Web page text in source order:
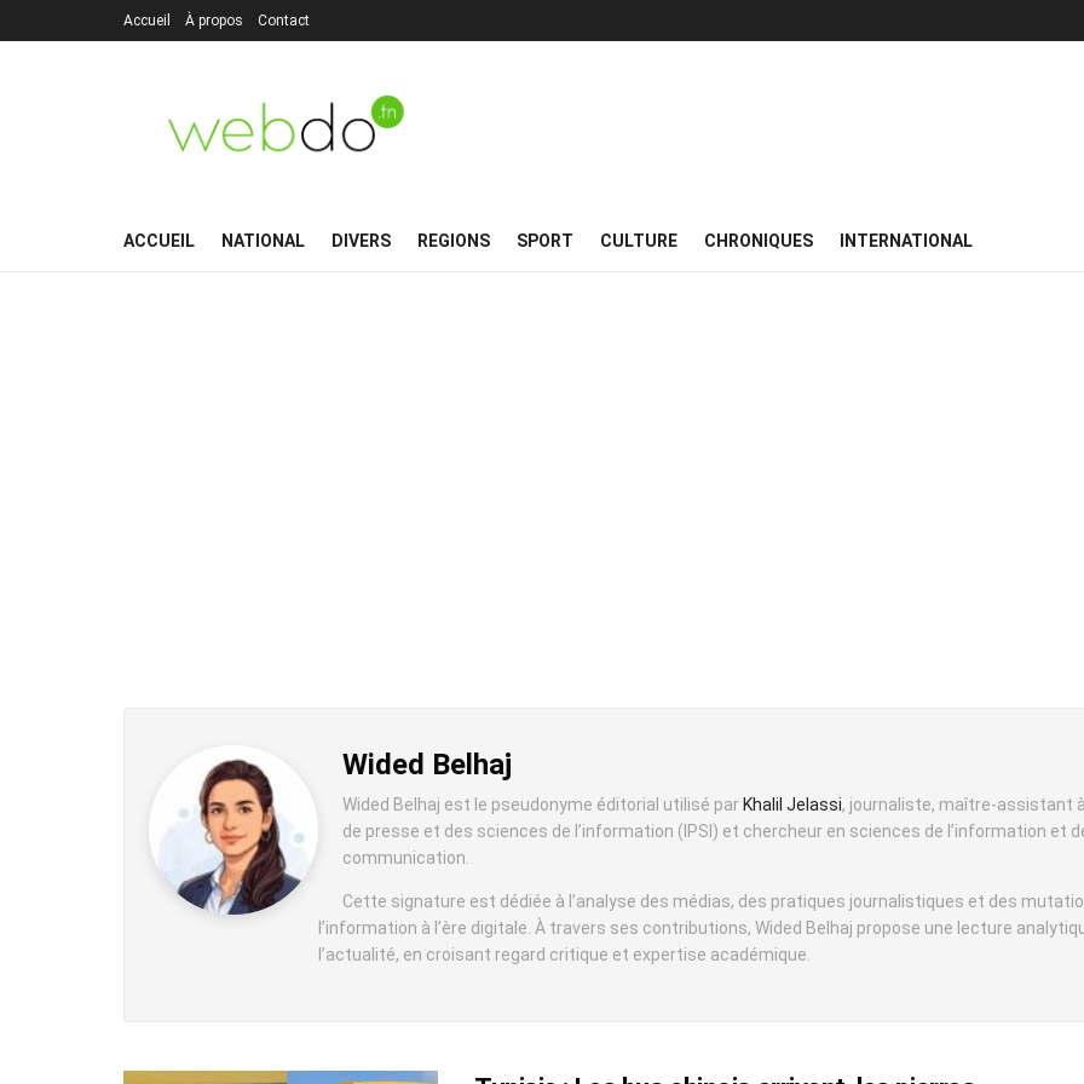
Accueil À propos Contact
ACCUEIL NATIONAL DIVERS REGIONS SPORT CULTURE CHRONIQUES INTERNATIONAL
Wided Belhaj
Wided Belhaj est le pseudonyme éditorial utilisé par Khalil Jelassi, journaliste, maître-assistant
de presse et des sciences de l’information (IPSI) et chercheur en sciences de l’information et
communication.
Cette signature est dédiée à l’analyse des médias, des pratiques journalistiques et des
l’information à l’ère digitale. À travers ses contributions, Wided Belhaj propose une lecture
l’actualité, en croisant regard critique et expertise académique.